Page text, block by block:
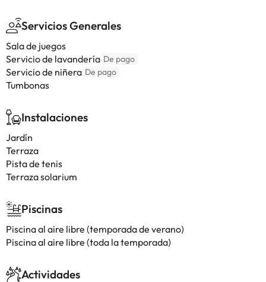
Servicios Generales
Sala de juegos
Servicio de lavandería De pago
Servicio de niñera De pago
Tumbonas
Instalaciones
Jardín
Terraza
Pista de tenis
Terraza solarium
Piscinas
Piscina al aire libre (temporada de verano)
Piscina al aire libre (toda la temporada)
Actividades